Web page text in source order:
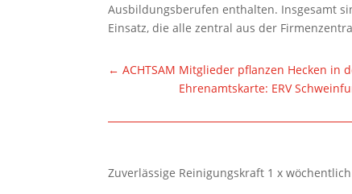
Ausbildungsberufen enthalten. Insgesamt
Einsatz, die alle zentral aus der
←ACHTSAM Mitglieder pflanzen Hecken in
Ehrenamtskarte: ERV
Zuverlässige Reinigungskraft 1 x